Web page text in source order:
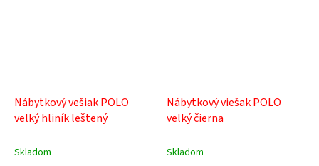
Nábytkový vešiak POLO
velký hliník leštený
Skladom
Nábytkový viešak POLO
velký čierna
Skladom